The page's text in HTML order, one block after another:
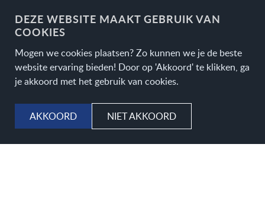
DEZE WEBSITE MAAKT GEBRUIK VAN
COOKIES
Mogen we cookies plaatsen? Zo kunnen we je de beste
website ervaring bieden! Door op 'Akkoord' te klikken, ga
je akkoord met het gebruik van cookies.
AKKOORD NIET AKKOORD
1 Afspraak maken
Plan eenvoudig een afspraak in op een moment dat u
uitkomt.
Advies bij u thuis
Wij komen bij u langs, bespreken uw wensen en
meten alles direct in.